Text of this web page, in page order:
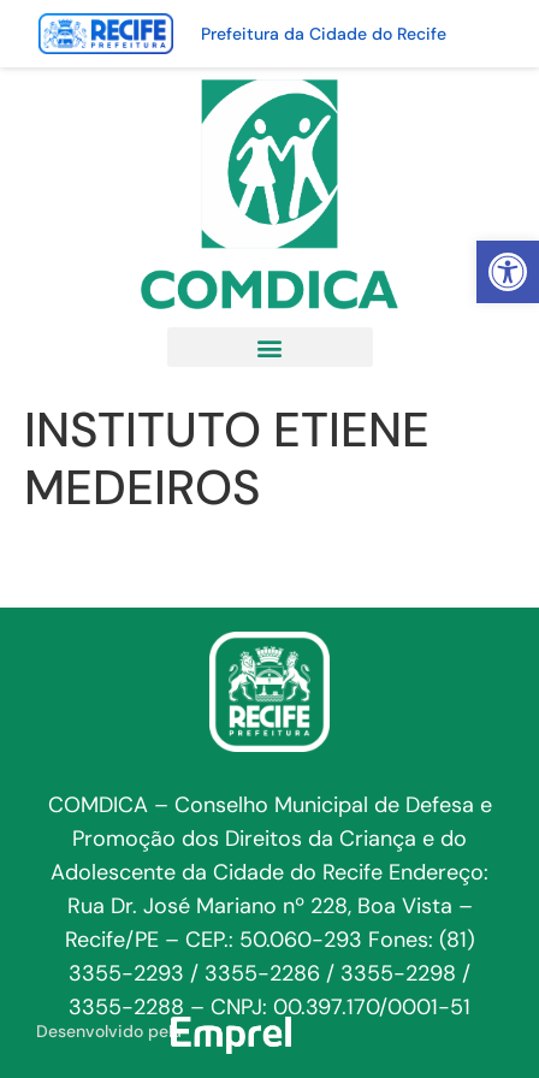
Abrir
Prefeitura da Cidade do Recife
INSTITUTO ETIENE
MEDEIROS
COMDICA – Conselho Municipal de Defesa e
Promoção dos Direitos da Criança e do
Adolescente da Cidade do Recife Endereço:
Rua Dr. José Mariano nº 228, Boa Vista –
Recife/PE – CEP.: 50.060-293 Fones: (81)
3355-2293 / 3355-2286 / 3355-2298 /
3355-2288 – CNPJ: 00.397.170/0001-51
Desenvolvido pela